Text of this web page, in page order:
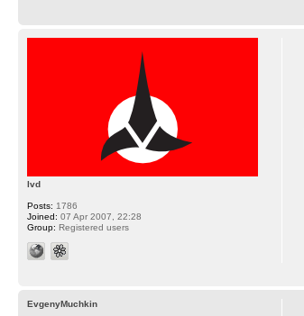
lvd
Posts: 1786
Joined: 07 Apr 2007, 22:28
Group: Registered users
EvgenyMuchkin